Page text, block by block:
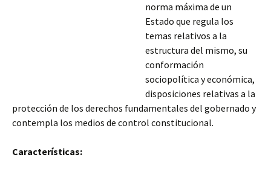
norma máxima de un
Estado que regula los
temas relativos a la
estructura del mismo, su
conformación
sociopolítica y económica,
disposiciones relativas a la
protección de los derechos fundamentales del gobernado y
contempla los medios de control constitucional.
Características: